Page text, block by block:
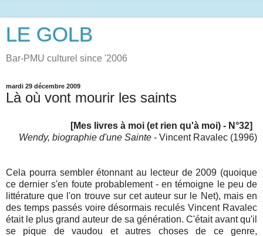
LE GOLB
Bar-PMU culturel since '2006
mardi 29 décembre 2009
Là où vont mourir les saints
[Mes livres à moi (et rien qu'à moi) - N°32]
Wendy, biographie d'une Sainte - Vincent Ravalec (1996)
Cela pourra sembler étonnant au lecteur de 2009 (quoique
ce dernier s'en foute probablement - en témoigne le peu de
littérature que l'on trouve sur cet auteur sur le Net), mais en
des temps passés voire désormais reculés Vincent Ravalec
était le plus grand auteur de sa génération. C'était avant qu'il
se pique de vaudou et autres choses de ce genre,